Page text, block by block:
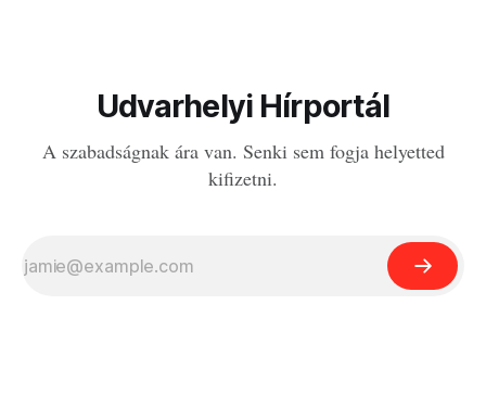
Udvarhelyi Hírportál
A szabadságnak ára van. Senki sem fogja helyetted
kifizetni.